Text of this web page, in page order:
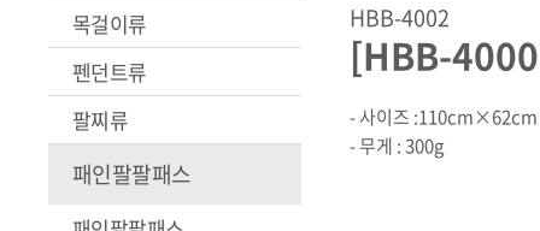
목걸이류
펜던트류
팔찌류
패인팔팔패스
HBB-4002
[HBB-
- 사이즈 :110cm×62cm
- 무게 : 300g